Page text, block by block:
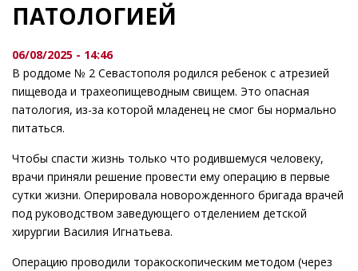
ПАТОЛОГИЕЙ
06/08/2025 - 14:46
В роддоме № 2 Севастополя родился ребенок с атрезией
пищевода и трахеопищеводным свищем. Это опасная
патология, из-за которой младенец не смог бы нормально
питаться.
Чтобы спасти жизнь только что родившемуся человеку,
врачи приняли решение провести ему операцию в первые
сутки жизни. Оперировала новорожденного бригада врачей
под руководством заведующего отделением детской
хирургии Василия Игнатьева.
Операцию проводили торакоскопическим методом (через